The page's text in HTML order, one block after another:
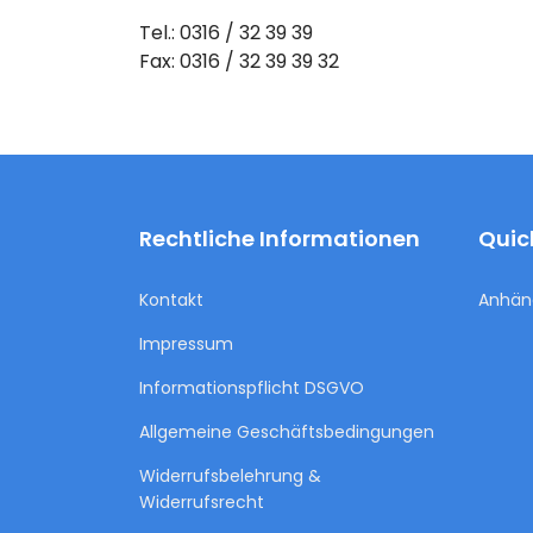
Tel.: 0316 / 32 39 39
Fax: 0316 / 32 39 39 32
Rechtliche Informationen
Kontakt
Impressum
Informationspflicht DSGVO
Allgemeine Geschäftsbedingungen
Widerrufsbelehrung &
Widerrufsrecht